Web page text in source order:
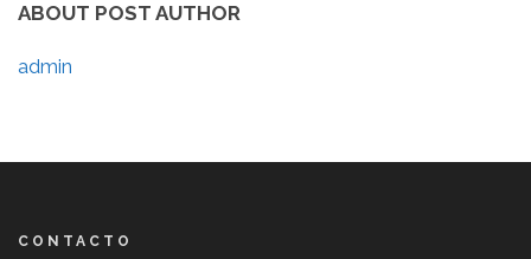
ABOUT POST AUTHOR
admin
CONTACTO